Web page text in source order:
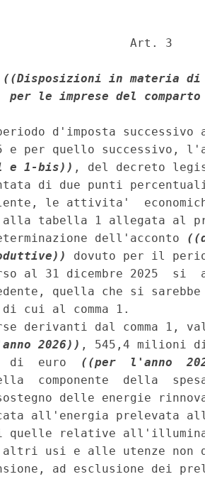
Art. 3
((Disposizioni in materia di
per le imprese del
d'imposta successivo
e per quello
e 1-bis)) , del decreto
di due punti
le attivita'
alla tabella 1 allegata al
dell'acconto
dovuto per il
al 31 dicembre 2025  si
quella che si
cui al comma 1.
derivanti dal comma 1,
2026)) , 545,4 milioni
di  euro ((per  l'anno
componente  della
delle energie
all'energia prelevata
quelle relative
altri usi e alle utenze non
ad esclusione dei